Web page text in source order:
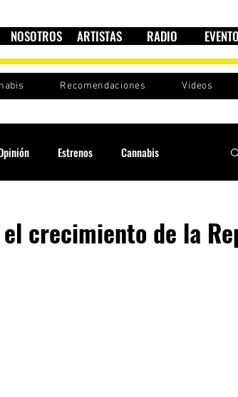
NOSOTROS ARTISTAS RADIO
Recomendaciones Videos
Estrenos Cannabis
crecimiento de la